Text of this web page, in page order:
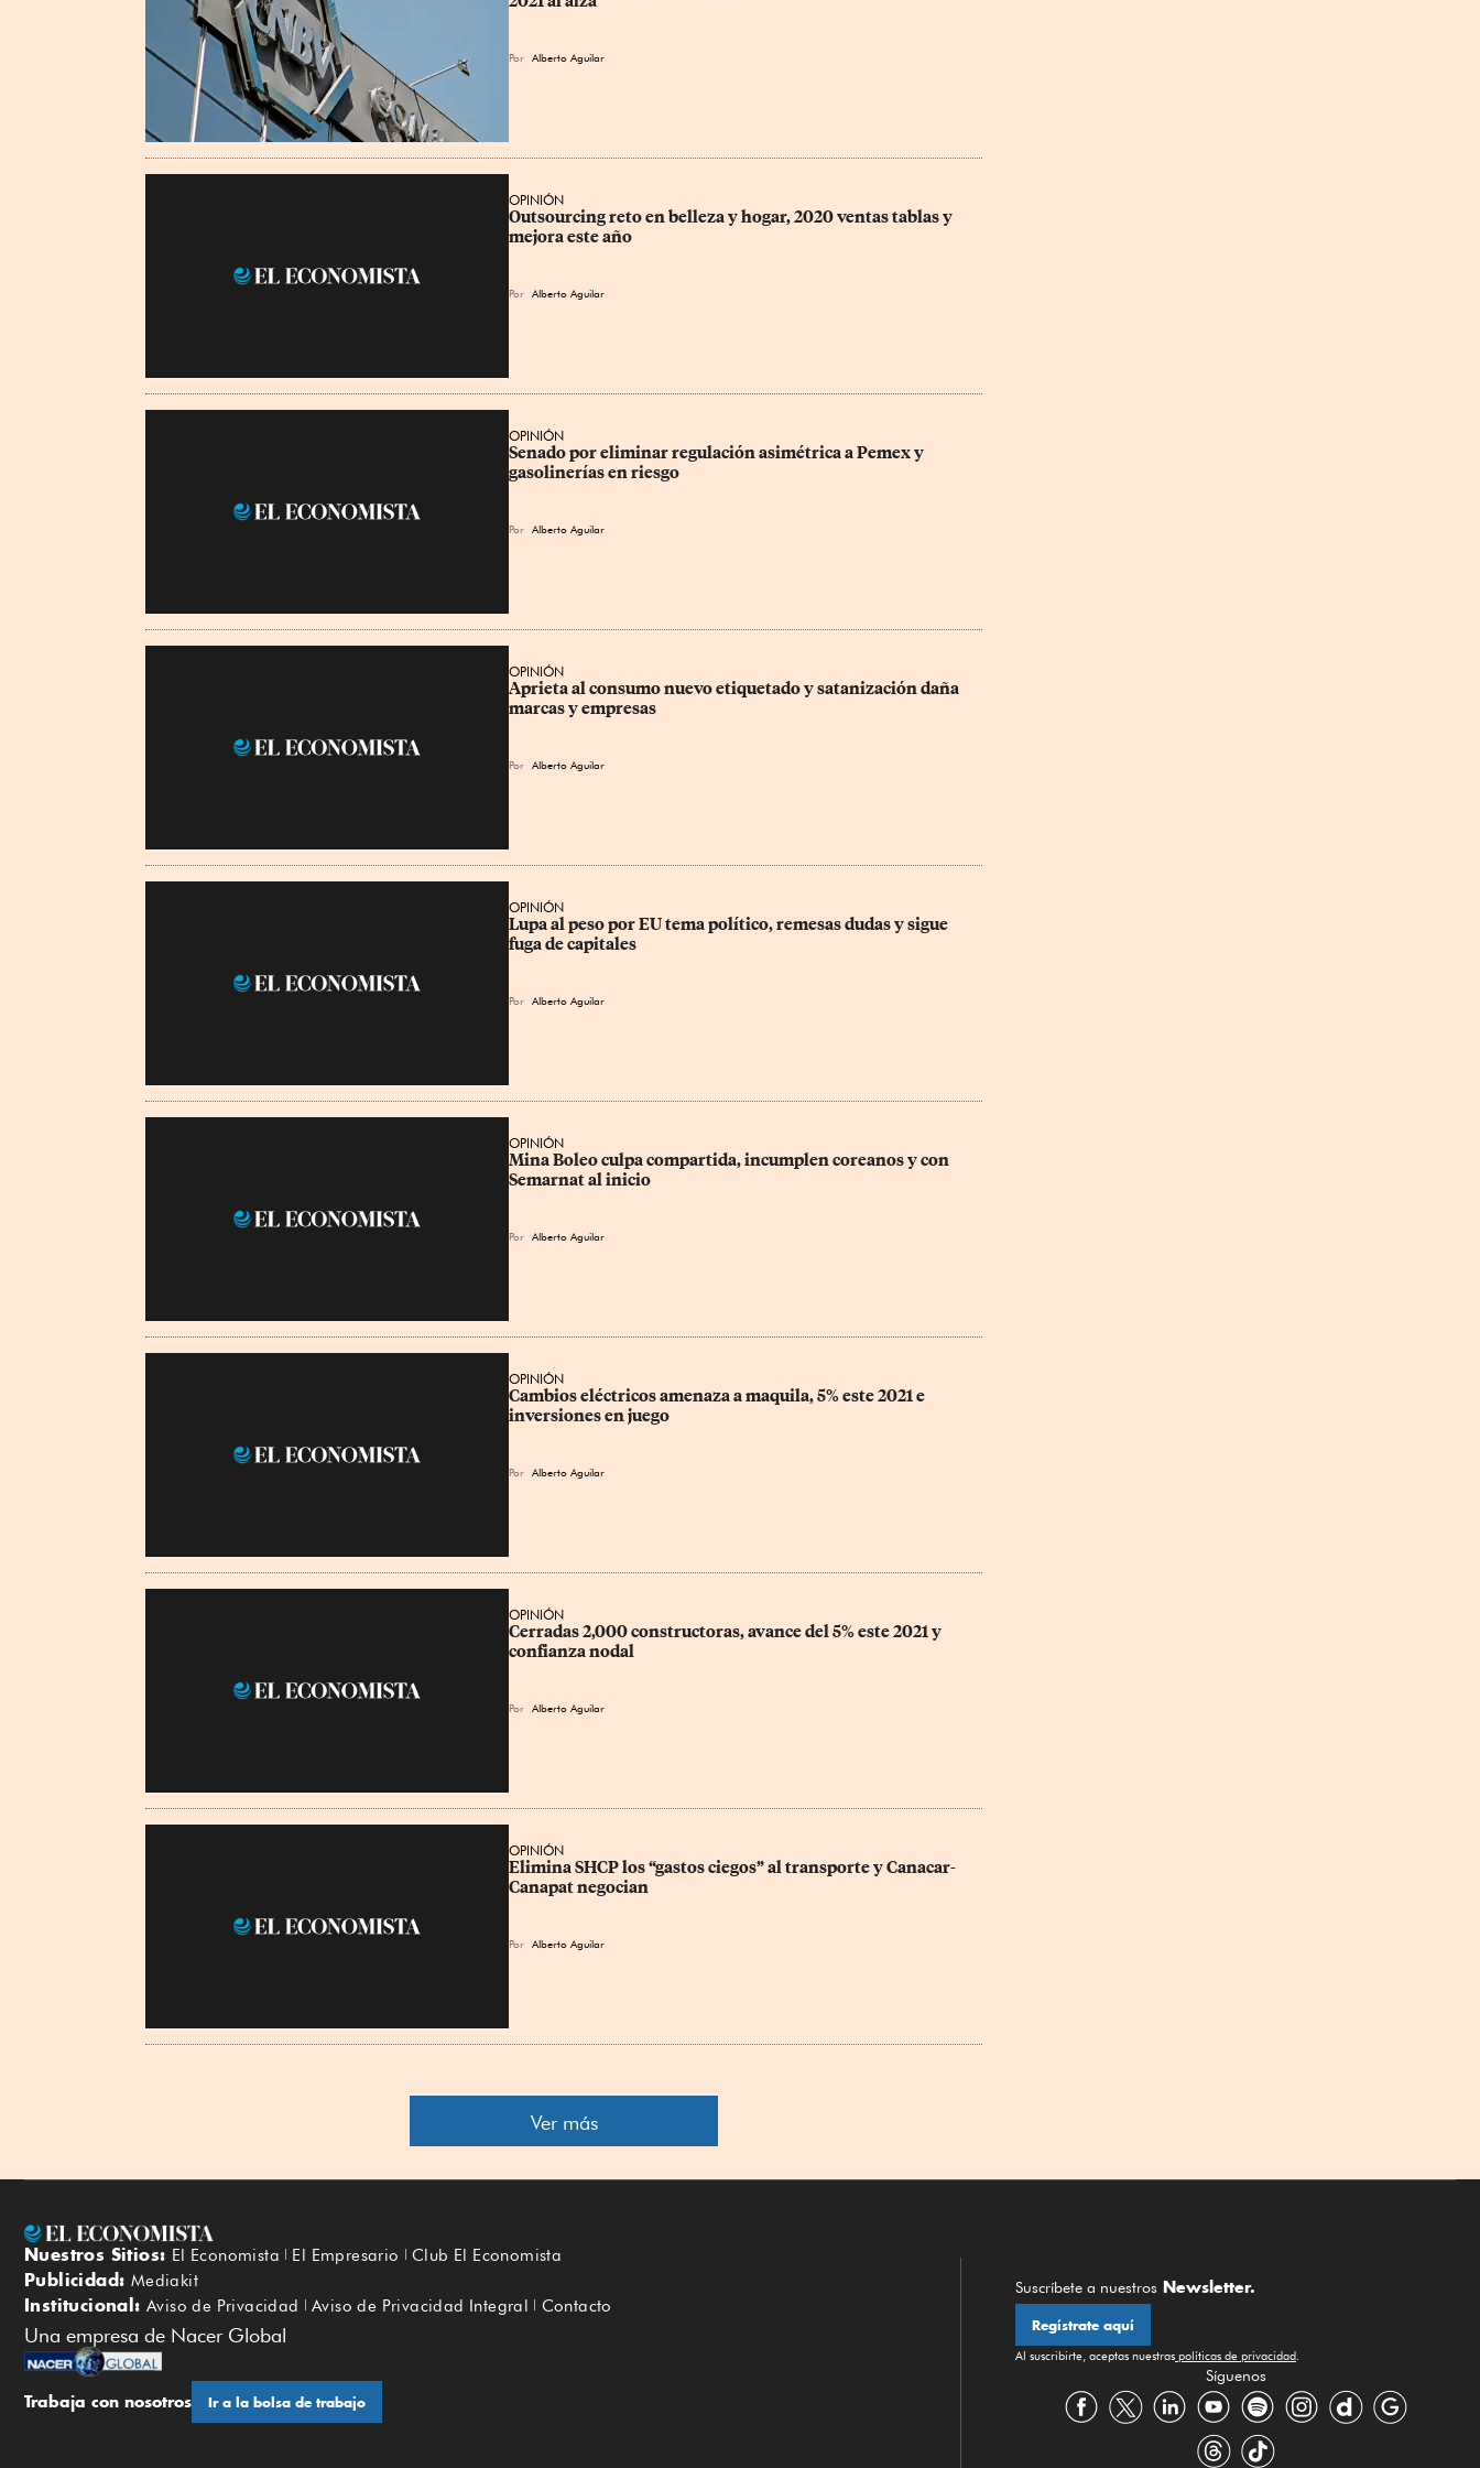
Por Alberto Aguilar
OPINIÓN
Outsourcing reto en belleza y hogar, 2020 ventas tablas y
mejora este año
Por Alberto Aguilar
OPINIÓN
Senado por eliminar regulación asimétrica a Pemex y
gasolinerías en riesgo
Por Alberto Aguilar
OPINIÓN
Aprieta al consumo nuevo etiquetado y satanización daña
marcas y empresas
Por Alberto Aguilar
OPINIÓN
Lupa al peso por EU tema político, remesas dudas y sigue
fuga de capitales
Por Alberto Aguilar
OPINIÓN
Mina Boleo culpa compartida, incumplen coreanos y con
Semarnat al inicio
Por Alberto Aguilar
OPINIÓN
Cambios eléctricos amenaza a maquila, 5% este 2021 e
inversiones en juego
Por Alberto Aguilar
OPINIÓN
Cerradas 2,000 constructoras, avance del 5% este 2021 y
confianza nodal
Por Alberto Aguilar
OPINIÓN
Elimina SHCP los “gastos ciegos” al transporte y Canacar-
Canapat negocian
Por Alberto Aguilar
Ver más
Nuestros Sitios: El Economista El Empresario Club El Economista
Publicidad: Mediakit
Institucional: Aviso de Privacidad Aviso de Privacidad Integral Contacto
Una empresa de Nacer Global
Trabaja con nosotros Ir a la bolsa de trabajo
Suscríbete a nuestros Newsletter.
Regístrate aquí
Al suscribirte, aceptas nuestras políticas de privacidad.
Síguenos